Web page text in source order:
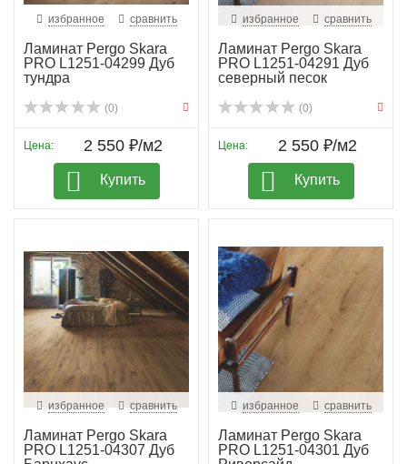
избранное сравнить
Ламинат Pergo Skara
PRO L1251-04299 Дуб
тундра
(0)
Цена: 2 550 ₽/м2
Купить
избранное сравнить
Ламинат Pergo Skara
PRO L1251-04291 Дуб
северный песок
(0)
Цена: 2 550 ₽/м2
Купить
избранное сравнить
Ламинат Pergo Skara
PRO L1251-04307 Дуб
избранное сравнить
Ламинат Pergo Skara
PRO L1251-04301 Дуб